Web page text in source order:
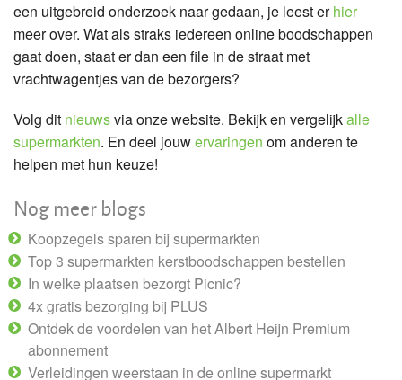
een uitgebreid onderzoek naar gedaan, je leest erhier
meer over. Wat als straks iedereen online boodschappen
gaat doen, staat er dan een file in de straat met
vrachtwagentjes van de bezorgers?
Volg dit nieuwsvia onze website. Bekijk en vergelijkalle
supermarkten. En deel jouwervaringen om anderen te
helpen met hun keuze!
Nog meer blogs
Koopzegels sparen bij supermarkten
Top 3 supermarkten kerstboodschappen bestellen
In welke plaatsen bezorgt Picnic?
4x gratis bezorging bij PLUS
Ontdek de voordelen van het Albert Heijn Premium
abonnement
Verleidingen weerstaan in de online supermarkt